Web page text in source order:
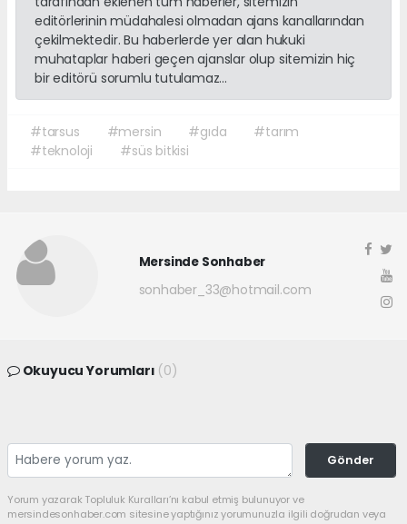
editörlerinin müdahalesi olmadan ajans kanallarından
çekilmektedir. Bu haberlerde yer alan hukuki
muhataplar haberi geçen ajanslar olup sitemizin hiç
bir editörü sorumlu tutulamaz...
#tarsus #mersin #gıda
#tarım
#teknoloji
#süs bitkisi
Mersinde Sonhaber
sonhaber_33@hotmail.com
Okuyucu Yorumları (0)
Gönder
Yorum yazarak Topluluk Kuralları’nı kabul etmiş bulunuyor ve
mersindesonhaber.com sitesine yaptığınız yorumunuzla ilgili doğrudan veya